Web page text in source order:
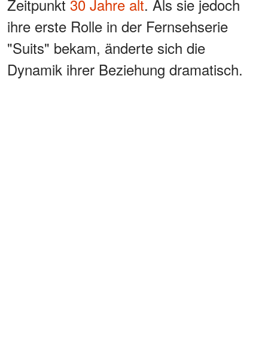
Zeitpunkt 30 Jahre alt. Als sie jedoch
ihre erste Rolle in der Fernsehserie
"Suits" bekam, änderte sich die
Dynamik ihrer Beziehung dramatisch.